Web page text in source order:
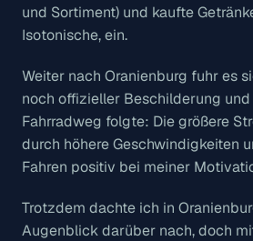
und Sortiment) und kaufte
Isotonische, ein.
Weiter nach Oranienburg fuhr es
noch offizieller Beschilderung
Fahrradweg folgte: Die größere
durch höhere Geschwindigkeiten
Fahren positiv bei meiner
Trotzdem dachte ich in
Augenblick darüber nach, doch